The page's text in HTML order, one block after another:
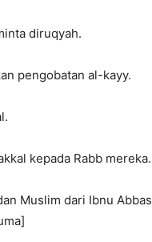
diruqyah.
pengobatan al-kayy.
kepada Rabb mereka.
Muslim dari Ibnu Abbas